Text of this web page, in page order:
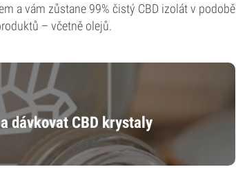
a vám zůstane 99% čistý CBD izolát v podobě
– včetně olejů.
dávkovat CBD krystaly